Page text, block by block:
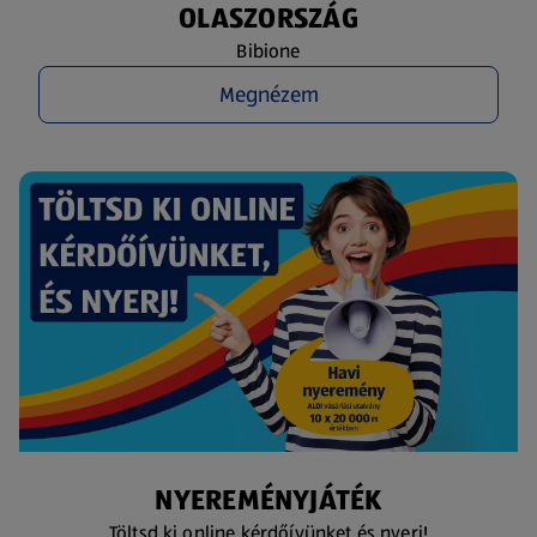
OLASZORSZÁG
Bibione
Megnézem
NYEREMÉNYJÁTÉK